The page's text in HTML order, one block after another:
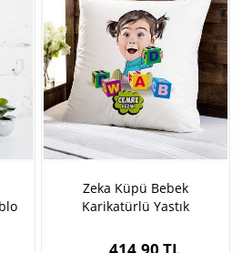
Zeka Küpü Bebek
Karikatürlü Yastık